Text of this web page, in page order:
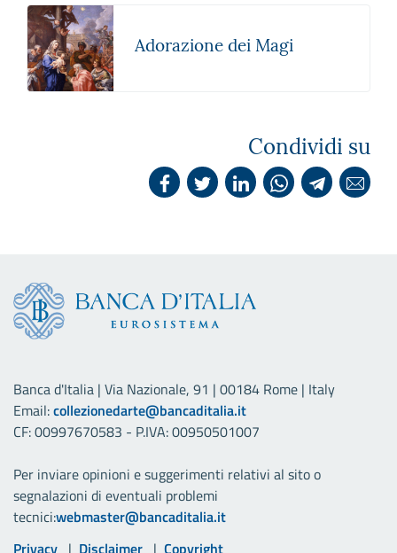
Adorazione dei Magi
Condividi su
Banca d'Italia | Via Nazionale, 91 | 00184 Rome | Italy
Email:collezionedarte@bancaditalia.it
CF: 00997670583 - P.IVA: 00950501007
Per inviare opinioni e suggerimenti relativi al sito o
segnalazioni di eventuali problemi
tecnici:webmaster@bancaditalia.it
Privacy Disclaimer Copyright